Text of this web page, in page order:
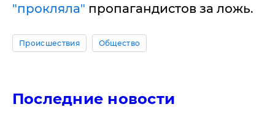
"прокляла" пропагандистов за ложь.
Происшествия Общество
Последние новости